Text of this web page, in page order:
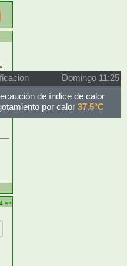
am
Domingo 11:25
de índice de calor
por calor 37.5°C